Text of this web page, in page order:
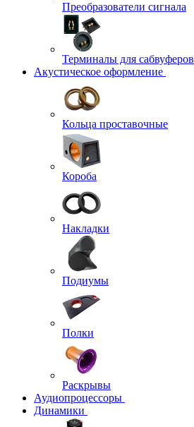
Преобразователи сигнала
Терминалы для сабвуферов
Акустическое оформление
Кольца проставочные
Короба
Накладки
Подиумы
Полки
Раскрывы
Аудиопроцессоры
Динамики